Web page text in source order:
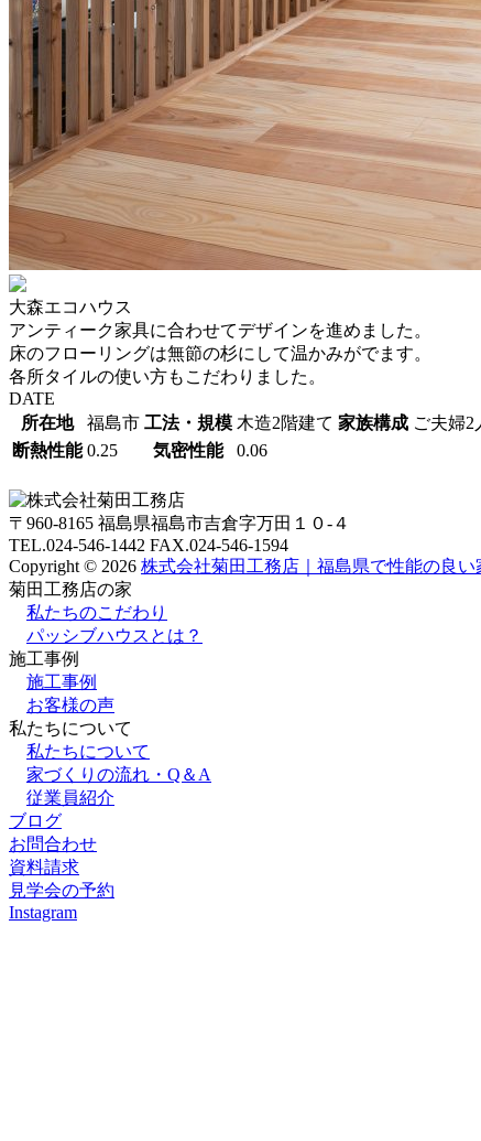
大森エコハウス
アンティーク家具に合わせてデザインを進めました。
床のフローリングは無節の杉にして温かみがでます。
各所タイルの使い方もこだわりました。
DATE
所在地
福島市 ⼯法・規模 木造2階建て 家族構成 ご夫婦2
断熱性能 0.25 気密性能
0.06
〒960-8165 福島県福島市吉倉字万田１０-４
TEL.024-546-1442 FAX.024-546-1594
Copyright © 2026 株式会社菊田工務店｜福島県で性能の良
菊田工務店の家
私たちのこだわり
パッシブハウスとは？
施⼯事例
施⼯事例
お客様の声
私たちについて
私たちについて
家づくりの流れ・Q＆A
従業員紹介
ブログ
お問合わせ
資料請求
見学会の予約
Instagram